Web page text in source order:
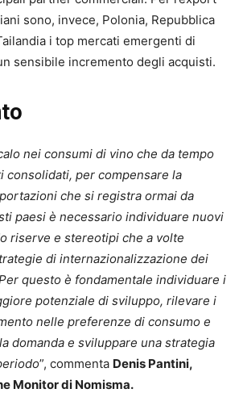
sono, invece, Polonia, Repubblica
i top mercati emergenti di
sensibile incremento degli acquisti.
nei consumi di vino che da tempo
consolidati, per compensare la
che si registra ormai da
paesi è necessario individuare nuovi
riserve e stereotipi che a volte
di internazionalizzazione dei
questo è fondamentale individuare i
potenziale di sviluppo, rilevare i
nelle preferenze di consumo e
domanda e sviluppare una strategia
”, commenta Denis Pantini,
Monitor di Nomisma.